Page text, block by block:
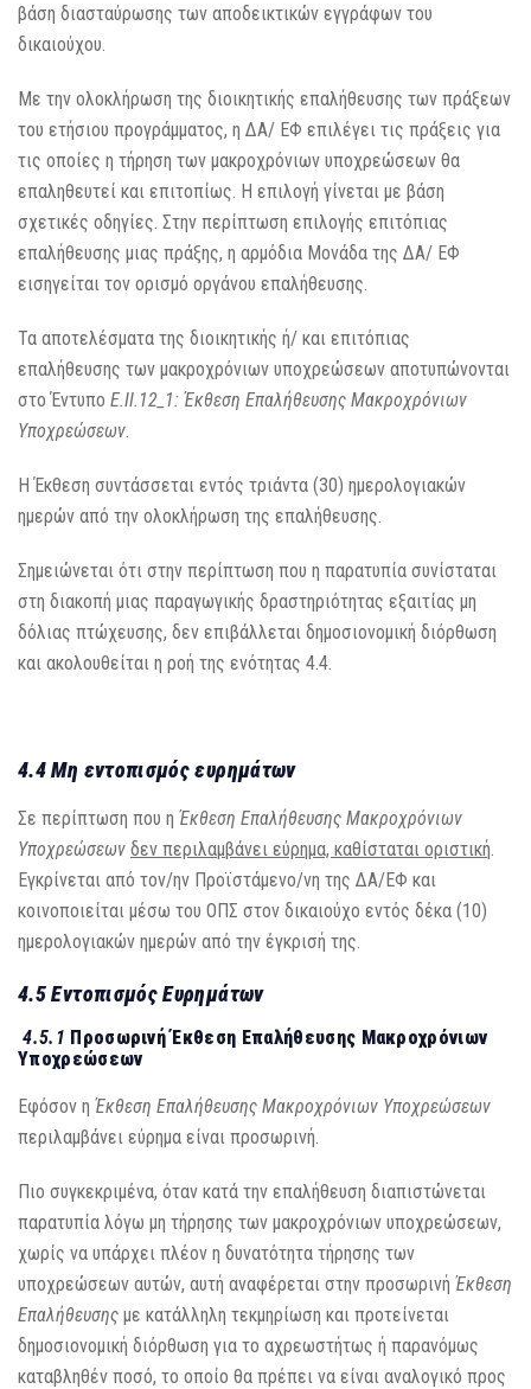
βάση διασταύρωσης των αποδεικτικών εγγράφων του
δικαιούχου.
Με την ολοκλήρωση της διοικητικής επαλήθευσης των πράξεων
του ετήσιου προγράμματος, η ΔΑ/ ΕΦ επιλέγει τις πράξεις για
τις οποίες η τήρηση των μακροχρόνιων υποχρεώσεων θα
επαληθευτεί και επιτοπίως. Η επιλογή γίνεται με βάση
σχετικές οδηγίες. Στην περίπτωση επιλογής επιτόπιας
επαλήθευσης μιας πράξης, η αρμόδια Μονάδα της ΔΑ/ ΕΦ
εισηγείται τον ορισμό οργάνου επαλήθευσης.
Τα αποτελέσματα της διοικητικής ή/ και επιτόπιας
επαλήθευσης των μακροχρόνιων υποχρεώσεων αποτυπώνονται
στο Έντυπο Ε.ΙΙ.12_1: Έκθεση Επαλήθευσης Μακροχρόνιων
Υποχρεώσεων.
Η Έκθεση συντάσσεται εντός τριάντα (30) ημερολογιακών
ημερών από την ολοκλήρωση της επαλήθευσης.
Σημειώνεται ότι στην περίπτωση που η παρατυπία συνίσταται
στη διακοπή μιας παραγωγικής δραστηριότητας εξαιτίας μη
δόλιας πτώχευσης, δεν επιβάλλεται δημοσιονομική διόρθωση
και ακολουθείται η ροή της ενότητας 4.4.
4.4 Μη εντοπισμός ευρημάτων
Σε περίπτωση που η Έκθεση Επαλήθευσης Μακροχρόνιων
Υποχρεώσεων δεν περιλαμβάνει εύρημα, καθίσταται οριστική.
Εγκρίνεται από τον/ην Προϊστάμενο/νη της ΔΑ/ΕΦ και
κοινοποιείται μέσω του ΟΠΣ στον δικαιούχο εντός δέκα (10)
ημερολογιακών ημερών από την έγκρισή της.
4.5 Εντοπισμός Ευρημάτων
4.5.1 Προσωρινή Έκθεση Επαλήθευσης Μακροχρόνιων
Υποχρεώσεων
Εφόσον η Έκθεση Επαλήθευσης Μακροχρόνιων Υποχρεώσεων
περιλαμβάνει εύρημα είναι προσωρινή.
Πιο συγκεκριμένα, όταν κατά την επαλήθευση διαπιστώνεται
παρατυπία λόγω μη τήρησης των μακροχρόνιων υποχρεώσεων,
χωρίς να υπάρχει πλέον η δυνατότητα τήρησης των
υποχρεώσεων αυτών, αυτή αναφέρεται στην προσωρινή Έκθεση
Επαλήθευσης με κατάλληλη τεκμηρίωση και προτείνεται
δημοσιονομική διόρθωση για το αχρεωστήτως ή παρανόμως
καταβληθέν ποσό, το οποίο θα πρέπει να είναι αναλογικό προς